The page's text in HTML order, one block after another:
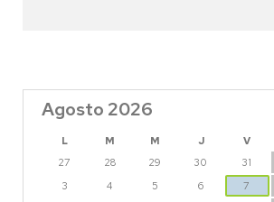
Agosto 2026
L M M J V
27
28 29 30 31
3
4 5 6 7